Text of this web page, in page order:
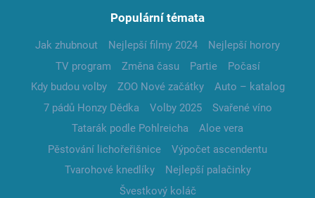
Populární témata
Jak zhubnout Nejlepší filmy 2024
Nejlepší horory
TV program
Změna času Partie
Počasí
Kdy budou volby
ZOO Nové začátky
Auto – katalog
7 pádů Honzy Dědka
Volby 2025
Svařené víno
Tatarák podle Pohlreicha
Aloe vera
Pěstování lichořeřišnice
Výpočet ascendentu
Tvarohové knedlíky
Nejlepší palačinky
Švestkový koláč